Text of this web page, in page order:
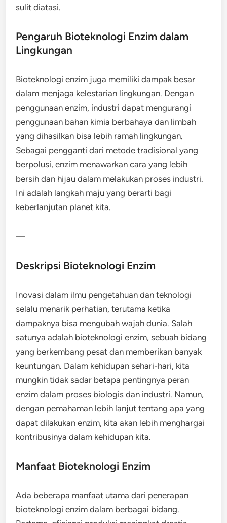
sulit diatasi.
Pengaruh Bioteknologi Enzim dalam
Lingkungan
Bioteknologi enzim juga memiliki dampak besar
dalam menjaga kelestarian lingkungan. Dengan
penggunaan enzim, industri dapat mengurangi
penggunaan bahan kimia berbahaya dan limbah
yang dihasilkan bisa lebih ramah lingkungan.
Sebagai pengganti dari metode tradisional yang
berpolusi, enzim menawarkan cara yang lebih
bersih dan hijau dalam melakukan proses industri.
Ini adalah langkah maju yang berarti bagi
keberlanjutan planet kita.
—
Deskripsi Bioteknologi Enzim
Inovasi dalam ilmu pengetahuan dan teknologi
selalu menarik perhatian, terutama ketika
dampaknya bisa mengubah wajah dunia. Salah
satunya adalah bioteknologi enzim, sebuah bidang
yang berkembang pesat dan memberikan banyak
keuntungan. Dalam kehidupan sehari-hari, kita
mungkin tidak sadar betapa pentingnya peran
enzim dalam proses biologis dan industri. Namun,
dengan pemahaman lebih lanjut tentang apa yang
dapat dilakukan enzim, kita akan lebih menghargai
kontribusinya dalam kehidupan kita.
Manfaat Bioteknologi Enzim
Ada beberapa manfaat utama dari penerapan
bioteknologi enzim dalam berbagai bidang.